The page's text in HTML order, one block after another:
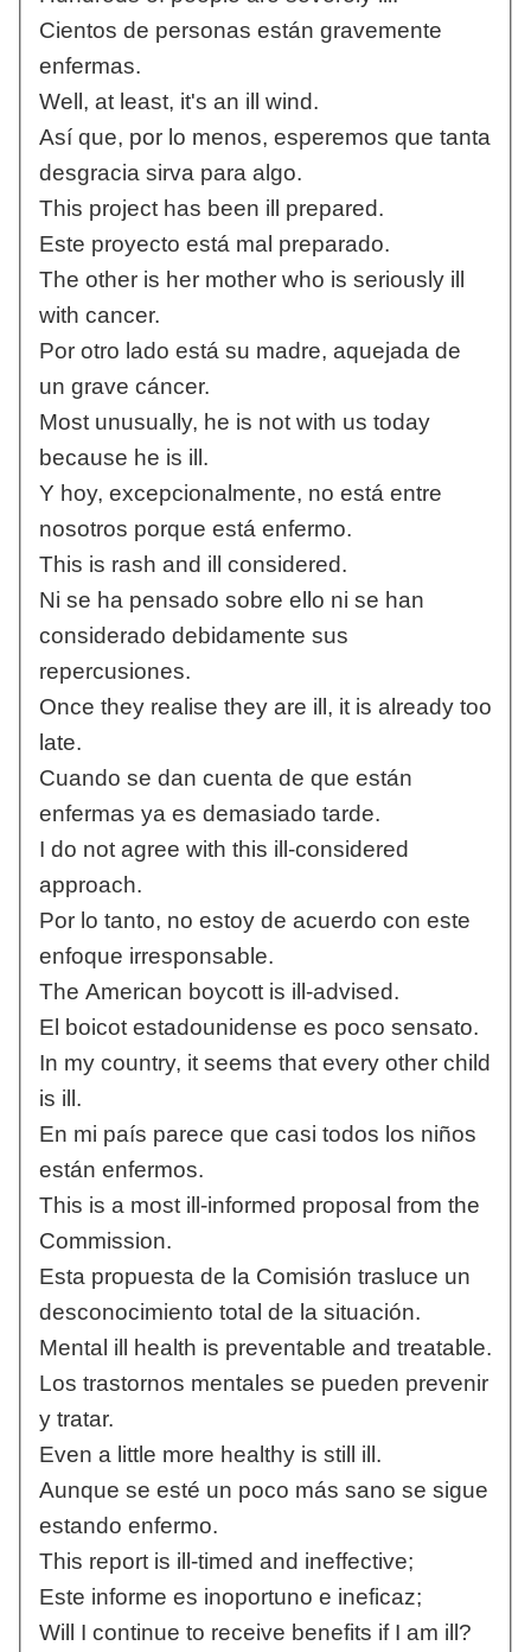
Cientos de personas están gravemente
enfermas.
Well, at least, it's an ill wind.
Así que, por lo menos, esperemos que tanta
desgracia sirva para algo.
This project has been ill prepared.
Este proyecto está mal preparado.
The other is her mother who is seriously ill
with cancer.
Por otro lado está su madre, aquejada de
un grave cáncer.
Most unusually, he is not with us today
because he is ill.
Y hoy, excepcionalmente, no está entre
nosotros porque está enfermo.
This is rash and ill considered.
Ni se ha pensado sobre ello ni se han
considerado debidamente sus
repercusiones.
Once they realise they are ill, it is already too
late.
Cuando se dan cuenta de que están
enfermas ya es demasiado tarde.
I do not agree with this ill-considered
approach.
Por lo tanto, no estoy de acuerdo con este
enfoque irresponsable.
The American boycott is ill-advised.
El boicot estadounidense es poco sensato.
In my country, it seems that every other child
is ill.
En mi país parece que casi todos los niños
están enfermos.
This is a most ill-informed proposal from the
Commission.
Esta propuesta de la Comisión trasluce un
desconocimiento total de la situación.
Mental ill health is preventable and treatable.
Los trastornos mentales se pueden prevenir
y tratar.
Even a little more healthy is still ill.
Aunque se esté un poco más sano se sigue
estando enfermo.
This report is ill-timed and ineffective;
Este informe es inoportuno e ineficaz;
Will I continue to receive benefits if I am ill?